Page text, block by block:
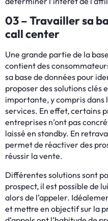
03 – Travailler sa
call center
Une grande partie de la
contient des
sa base de données pour
proposer des solutions clés
importante, y compris dans
services. En effet, certains
entreprises n’ont pas
laissé en standby. En
permet de réactiver des
réussir la vente.
Différentes solutions sont
prospect, il est possible de
alors de l’appeler.
et mettre en objectif sur la